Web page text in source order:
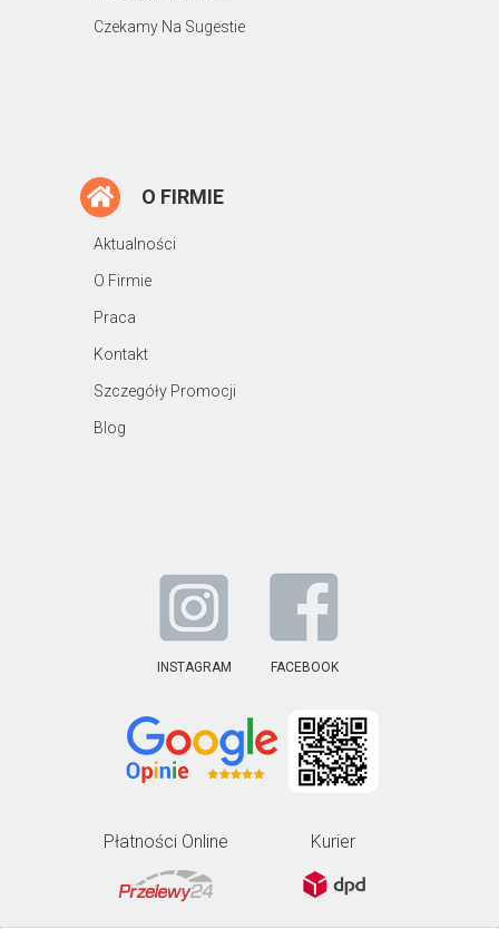
Czekamy Na Sugestie
O FIRMIE
Aktualności
O Firmie
Praca
Kontakt
Szczegóły Promocji
Blog
INSTAGRAM FACEBOOK
Płatności Online Kurier